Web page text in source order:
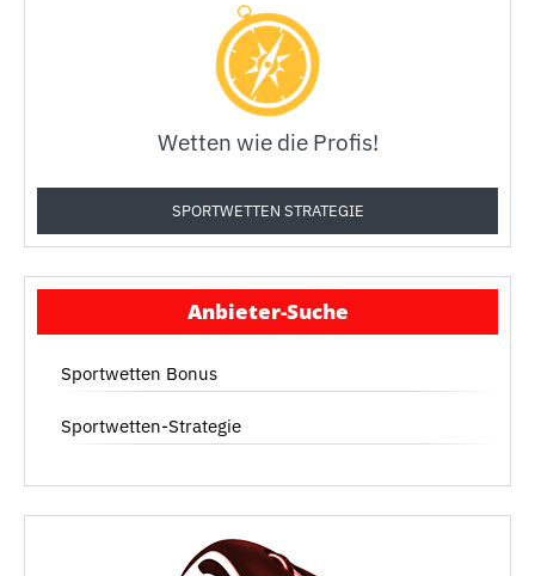
Wetten wie die Profis!
SPORTWETTEN STRATEGIE
Anbieter-Suche
Sportwetten Bonus
Sportwetten-Strategie